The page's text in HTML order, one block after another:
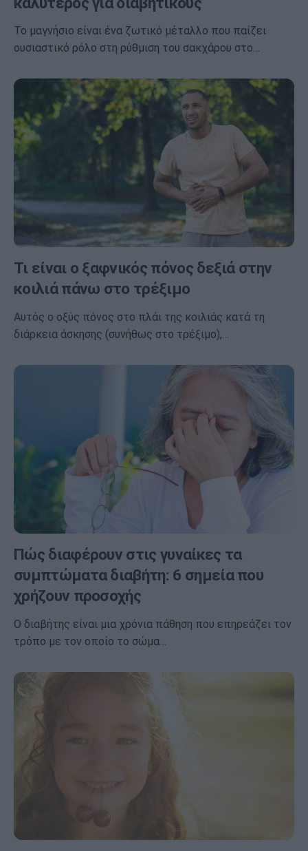
Το μαγνήσιο είναι ένα ζωτικό μέταλλο που παίζει
ουσιαστικό ρόλο στη ρύθμιση του σακχάρου στο…
Τι είναι ο ξαφνικός πόνος δεξιά στην
κοιλιά πάνω στο τρέξιμο
Αυτός ο οξύς πόνος στο πλάι της κοιλιάς κατά τη
διάρκεια άσκησης (συνήθως στο τρέξιμο),…
Πώς διαφέρουν στις γυναίκες τα
συμπτώματα διαβήτη: 6 σημεία που
χρήζουν προσοχής
Ο διαβήτης είναι μια χρόνια πάθηση που επηρεάζει τον
τρόπο με τον οποίο το σώμα…